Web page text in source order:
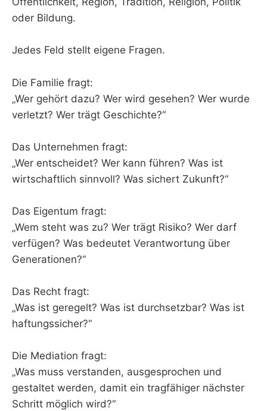
oder Bildung.
Jedes Feld stellt eigene Fragen.
Die Familie fragt:
„Wer gehört dazu? Wer wird gesehen? Wer wurde
verletzt? Wer trägt Geschichte?“
Das Unternehmen fragt:
„Wer entscheidet? Wer kann führen? Was ist
wirtschaftlich sinnvoll? Was sichert Zukunft?“
Das Eigentum fragt:
„Wem steht was zu? Wer trägt Risiko? Wer darf
verfügen? Was bedeutet Verantwortung über
Generationen?“
Das Recht fragt:
„Was ist geregelt? Was ist durchsetzbar? Was ist
haftungssicher?“
Die Mediation fragt:
„Was muss verstanden, ausgesprochen und
gestaltet werden, damit ein tragfähiger nächster
Schritt möglich wird?“